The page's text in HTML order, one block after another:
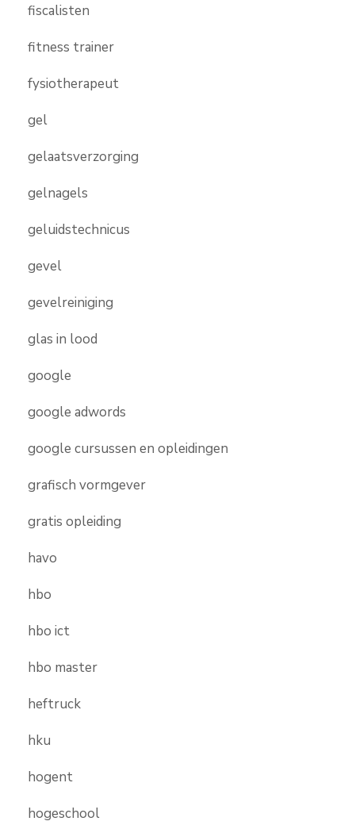
fiscalisten
fitness trainer
fysiotherapeut
gel
gelaatsverzorging
gelnagels
geluidstechnicus
gevel
gevelreiniging
glas in lood
google
google adwords
google cursussen en opleidingen
grafisch vormgever
gratis opleiding
havo
hbo
hbo ict
hbo master
heftruck
hku
hogent
hogeschool